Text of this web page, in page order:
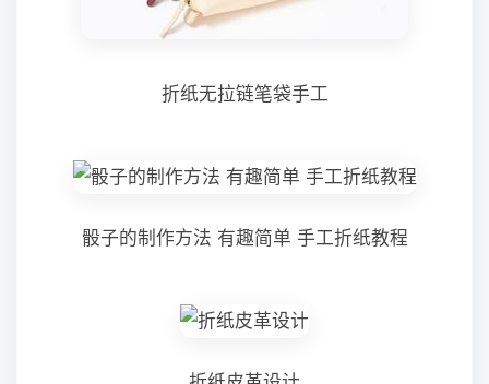
折纸无拉链笔袋手工
骰子的制作方法 有趣简单 手工折纸教程